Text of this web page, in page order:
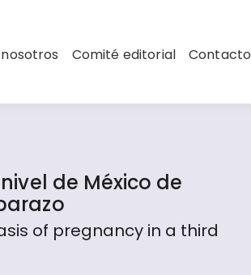
Comité editorial Contacto
de México de
of pregnancy in a third